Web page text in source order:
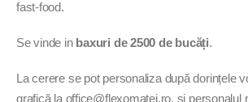
fast-food.
Se vinde in baxuri de 2500 de bucăți.
La cerere se pot personaliza după dorințele
grafică la office@flexomatei.ro. și personalul